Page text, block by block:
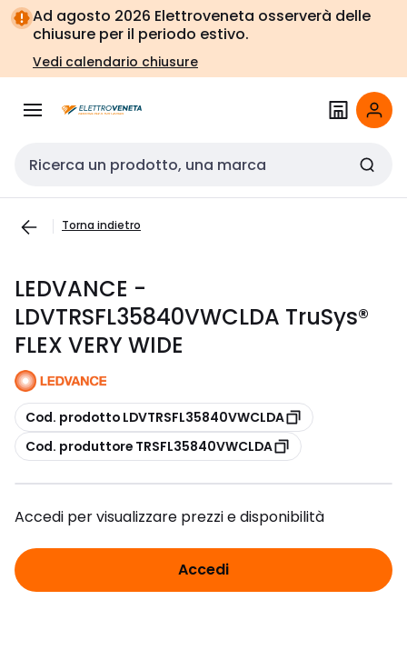
Vai alla
navigazione
Vai
alla
pagina
Ad agosto 2026 Elettroveneta osserverà delle
chiusure per il periodo estivo.
Vedi calendario chiusure
Cerca input
Torna indietro
LEDVANCE -
LDVTRSFL35840VWCLDA TruSys®
FLEX VERY WIDE
copia
Cod. prodotto LDVTRSFL35840VWCLDA
copia
Cod. produttore TRSFL35840VWCLDA
Accedi per visualizzare prezzi e disponibilità
Accedi